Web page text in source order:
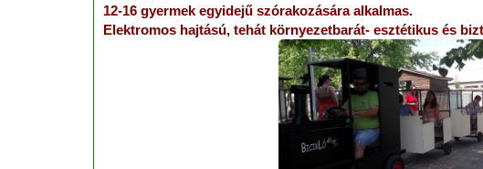
12-16 gyermek egyidejű szórakozására alkalmas.
Elektromos hajtású, tehát környezetbarát- esztétikus és